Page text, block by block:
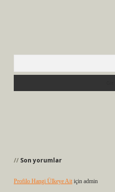
Son yorumlar
Profilo Hangi Ülkeye Ait için admin